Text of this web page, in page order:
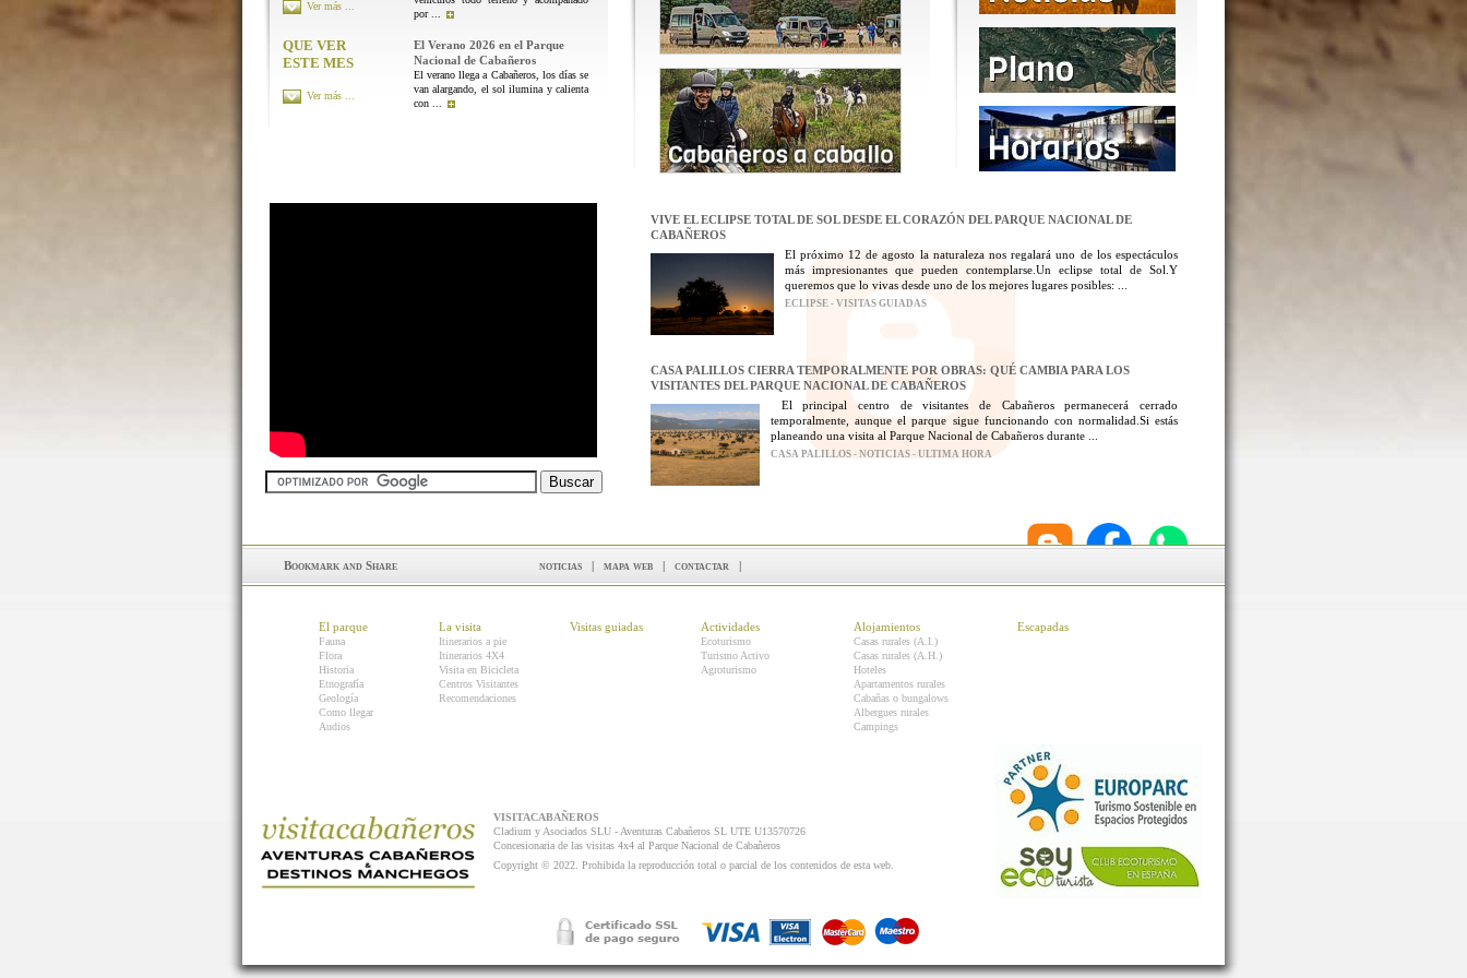
por ...
Ver más ...
QUE VER
ESTE MES
El Verano 2026 en el Parque
Nacional de Cabañeros
El verano llega a Cabañeros, los días se
van alargando, el sol ilumina y calienta
con ...
Ver más ...
VIVE EL ECLIPSE TOTAL DE SOL DESDE EL CORAZÓN DEL PARQUE NACIONAL DE
CABAÑEROS
El próximo 12 de agosto la naturaleza nos regalará uno de los espectáculos
más impresionantes que pueden contemplarse.Un eclipse total de Sol.Y
queremos que lo vivas desde uno de los mejores lugares posibles: ...
ECLIPSE - VISITAS GUIADAS
CASA PALILLOS CIERRA TEMPORALMENTE POR OBRAS: QUÉ CAMBIA PARA LOS
VISITANTES DEL PARQUE NACIONAL DE CABAÑEROS
El principal centro de visitantes de Cabañeros permanecerá cerrado
temporalmente, aunque el parque sigue funcionando con normalidad.Si estás
planeando una visita al Parque Nacional de Cabañeros durante ...
CASA PALILLOS - NOTICIAS - ULTIMA HORA
noticias | mapa web | contactar |
El parque
Fauna
Flora
Historia
Etnografía
Geología
Como llegar
Audios
La visita
Itinerarios a pie
Itinerarios 4X4
Visita en Bicicleta
Centros Visitantes
Recomendaciones
Visitas guiadas Actividades
Ecoturismo
Turismo Activo
Agroturismo
Alojamientos
Casas rurales (A.I.)
Casas rurales (A.H.)
Hoteles
Apartamentos rurales
Cabañas o bungalows
Albergues rurales
Campings
Escapadas
VISITACABAÑEROS
Cladium y Asociados SLU - Aventuras Cabañeros SL UTE U13570726
Concesionaria de las visitas 4x4 al Parque Nacional de Cabañeros
Copyright © 2022. Prohibida la reproducción total o parcial de los contenidos de esta web.